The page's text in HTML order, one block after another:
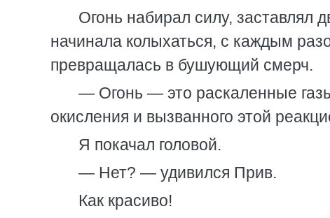
Огонь набирал силу, заставлял
начинала колыхаться, с каждым
превращалась в бушующий смерч.
— Огонь — это раскаленные
окисления и вызванного этой
Я покачал головой.
— Нет? — удивился Прив.
Как красиво!